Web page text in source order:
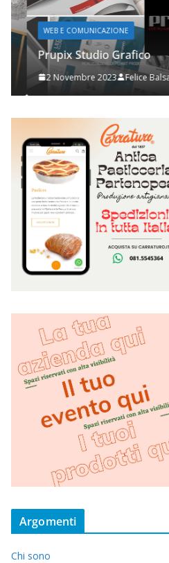
WEB E COMUNICAZIONE
Prupix Studio Grafico
2 Novembre 2023 Felice Balsamo
Argomenti
Chi sono